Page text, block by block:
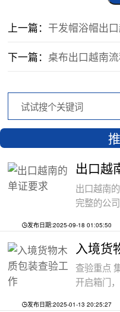
上一篇： 干发帽浴帽出
下一篇： 桌布出口越南
出口越
出口越南
完整的公
发布日期:2025-09-18 01:05:50
入境货
查验重点
开启箱门
发布日期:2025-01-13 20:25:27